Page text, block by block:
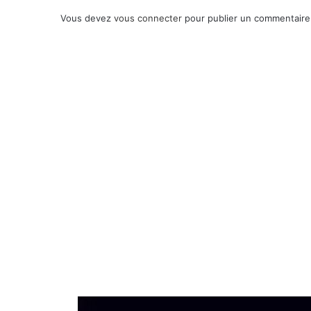
Vous devez vous connecter pour publier un